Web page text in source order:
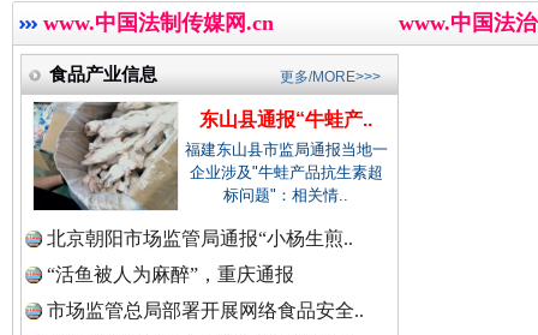
中国参政网.中
www.中国法制传媒网.cn www.中国法
食品产业信息
东山县通报“牛蛙产..
福建东山县市监局通报当地一
企业涉及"牛蛙产品抗生素超
标问题"：相关情..
北京朝阳市场监管局通报“小杨生煎..
“活鱼被人为麻醉”，重庆通报
市场监管总局部署开展网络食品安全..
更多/MORE>>>